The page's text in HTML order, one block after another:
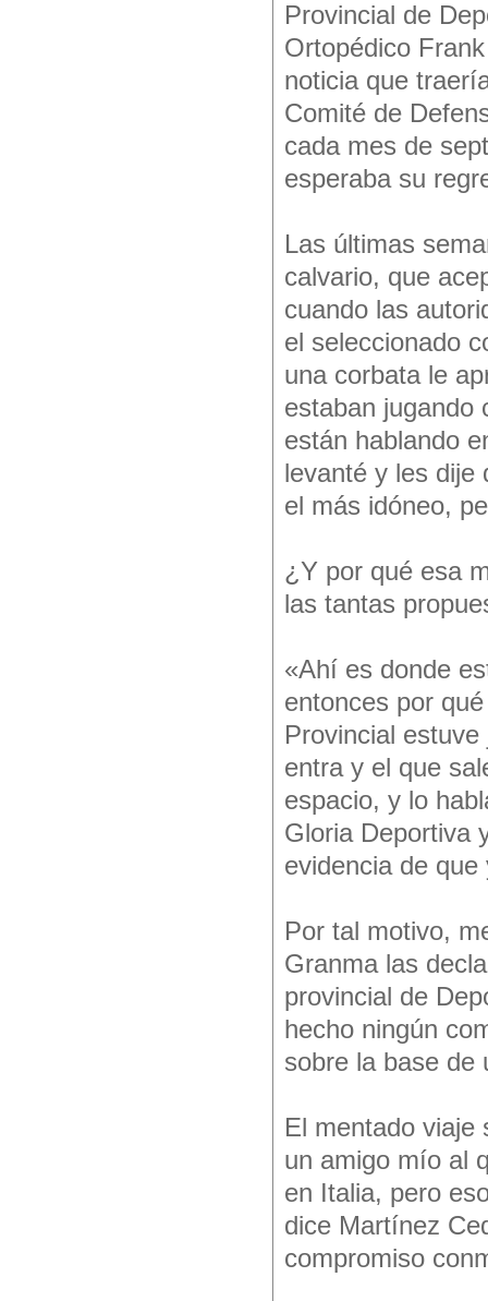
Provincial de
Ortopédico
noticia que
Comité de
cada mes de
esperaba su
Las últimas
calvario, que
cuando las
el seleccionado
una corbata le
estaban jugando
están hablando
levanté y les dije
el más idóneo,
¿Y por qué esa
las tantas
«Ahí es donde
entonces por
Provincial
entra y el que
espacio, y lo
Gloria Deportiva
evidencia de
Por tal motivo,
Granma las
provincial de
hecho ningún
sobre la base de
El mentado viaje
un amigo mío al
en Italia, pero
dice Martínez
compromiso